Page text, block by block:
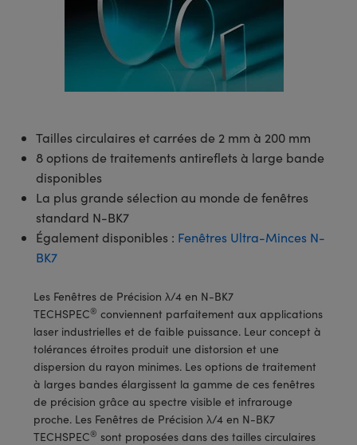
Optiques de SCHOTT
Optiques Traités par
Ionique
Optiques
de Faisceaux Laser
Microscopie Laser
Laser
Optomécaniques
: Optomécanique
de Microscopie
Microscope
Modulaires Zoom
Microscopie
Micromètres
de Microscopie
ou Coupleurs
de Poche ou à Mesure Directe
Cinématographique et
pour Objectifs d’Imagerie
®
et Composants
pour Caméras
: Test et Détection
: Laboratoire et
Development Systems
Optical
Optiques Lightpath
Labs™
: Laboratoire et
de Série: Test et Détection
Test et Détection
: Laboratoire ou
Tailles circulaires et carrées de 2 mm à 200 mm
8 options de traitements antireflets à large bande
disponibles
La plus grande sélection au monde de fenêtres
standard N-BK7
Également disponibles : Fenêtres Ultra-Minces N-
BK7
Les Fenêtres de Précision λ/4 en N-BK7
TECHSPEC® conviennent parfaitement aux applications
laser industrielles et de faible puissance. Leur concept à
tolérances étroites produit une distorsion et une
dispersion du rayon minimes. Les options de traitement
à larges bandes élargissent la gamme de ces fenêtres
de précision grâce au spectre visible et infrarouge
proche. Les Fenêtres de Précision λ/4 en N-BK7
TECHSPEC® sont proposées dans des tailles circulaires